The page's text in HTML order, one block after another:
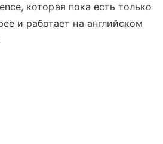
которая пока есть только
и работает на английском